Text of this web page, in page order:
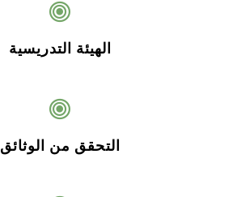
الهيئة التدريسية
التحقق من الوثائق